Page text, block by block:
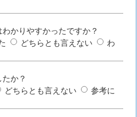
かりやすかったですか？
どちらとも言えない
わ
か？
どちらとも言えない
参考に